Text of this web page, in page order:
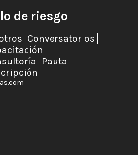
de riesgo
Conversatorios
Pauta